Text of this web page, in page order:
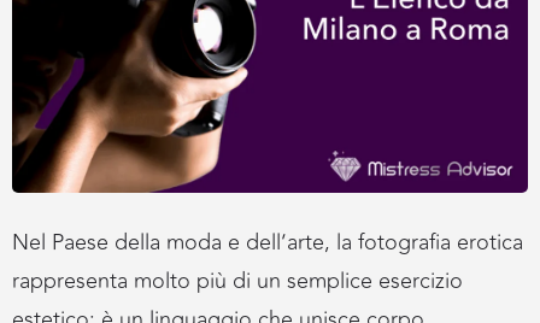
Nel Paese della moda e dell’arte, la fotografia erotica
rappresenta molto più di un semplice esercizio